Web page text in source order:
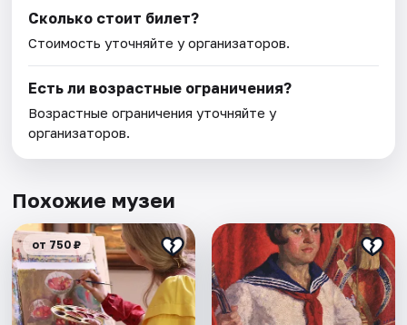
Сколько стоит билет?
Стоимость уточняйте у организаторов.
Есть ли возрастные ограничения?
Возрастные ограничения уточняйте у
организаторов.
Похожие музеи
от 750 ₽